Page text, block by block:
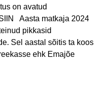
on avatud
Aasta matkaja 2024
pikkasid
Sel aastal sõitis ta koos
ehk Emajõe